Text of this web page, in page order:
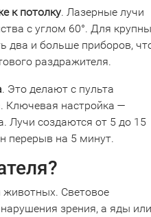
к потолку. Лазерные лучи
с углом 60°. Для
два и больше приборов,
раздражителя.
. Это делают с пульта
Ключевая настройка —
Лучи создаются от 5 до 15
перерыв на 5 минут.
животных. Световое
зрения, а яды или